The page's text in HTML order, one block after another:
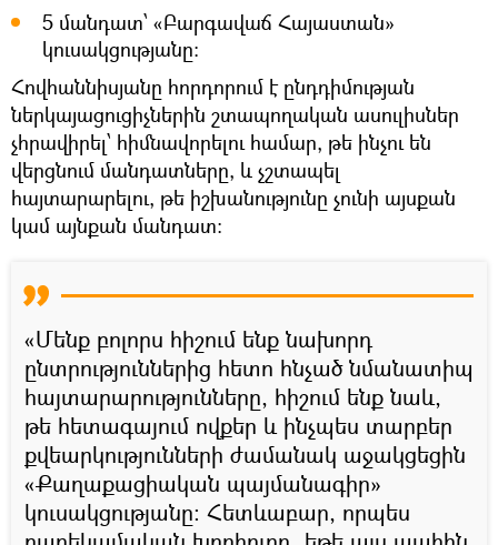
5 մանդատ՝ «Բարգավաճ Հայաստան»
կուսակցությանը։
Հովհաննիսյանը հորդորում է ընդդիմության
ներկայացուցիչներին շտապողական ասուլիսներ
չհրավիրել՝ հիմնավորելու համար, թե ինչու են
վերցնում մանդատները, և չշտապել
հայտարարելու, թե իշխանությունը չունի այսքան
կամ այնքան մանդատ։
«Մենք բոլորս հիշում ենք նախորդ
ընտրություններից հետո հնչած նմանատիպ
հայտարարությունները, հիշում ենք նաև,
թե հետագայում ովքեր և ինչպես տարբեր
քվեարկությունների ժամանակ աջակցեցին
«Քաղաքացիական պայմանագիր»
կուսակցությանը։ Հետևաբար, որպես